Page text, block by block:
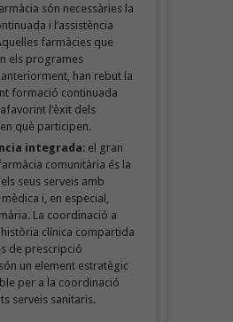
són necessàries la
i l’assistència
farmàcies que
els programes
han rebut la
formació continuada
l’èxit dels
què participen.
integrada: el gran
comunitària és la
seus serveis amb
mèdica i, en especial,
La coordinació a
clínica compartida
de prescripció
un element estratègic
per a la coordinació
serveis sanitaris.